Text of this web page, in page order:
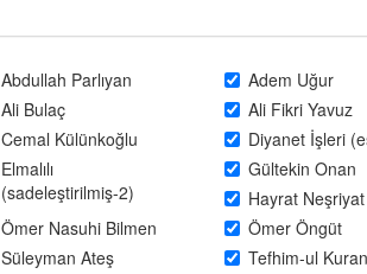
Abdullah Parlıyan Adem Uğur
Ali Bulaç Ali Fikri Yavuz
Cemal Külünkoğlu Diyanet İşleri
Elmalılı
(sadeleştirilmiş-2)
Gültekin Onan
Hayrat Neşriyat
Ömer Nasuhi Bilmen Ömer Öngüt
Süleyman Ateş Tefhim-ul Kuran